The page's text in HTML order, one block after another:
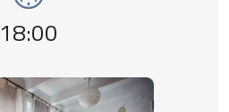
Godzina wydarzenia,
18:00